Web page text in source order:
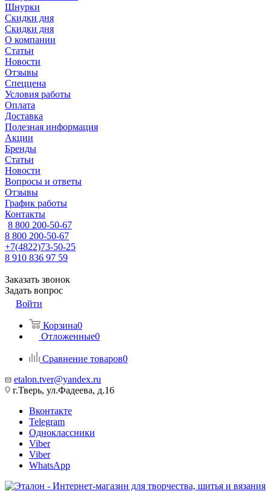
Шнурки
Скидки дня
Скидки дня
О компании
Статьи
Новости
Отзывы
Спеццена
Условия работы
Оплата
Доставка
Полезная информация
Акции
Бренды
Статьи
Новости
Вопросы и ответы
Отзывы
График работы
Контакты
8 800 200-50-67
8 800 200-50-67
+7(4822)73-50-25
8 910 836 97 59
Заказать звонок
Задать вопрос
Войти
Корзина0
Отложенные0
Сравнение товаров0
etalon.tver@yandex.ru
г.Тверь, ул.Фадеева, д.16
Вконтакте
Telegram
Одноклассники
Viber
Viber
WhatsApp